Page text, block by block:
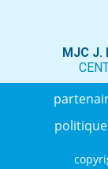
MJC J.